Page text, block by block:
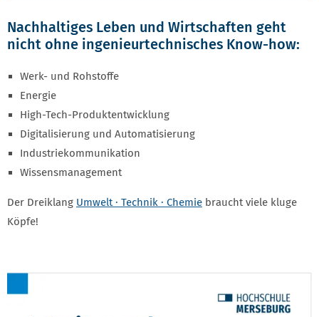
Nachhaltiges Leben und Wirtschaften geht
nicht ohne ingenieurtechnisches Know-how:
Werk- und Rohstoffe
Energie
High-Tech-Produktentwicklung
Digitalisierung und Automatisierung
Industriekommunikation
Wissensmanagement
Der Dreiklang Umwelt · Technik · Chemie braucht viele kluge
Köpfe!